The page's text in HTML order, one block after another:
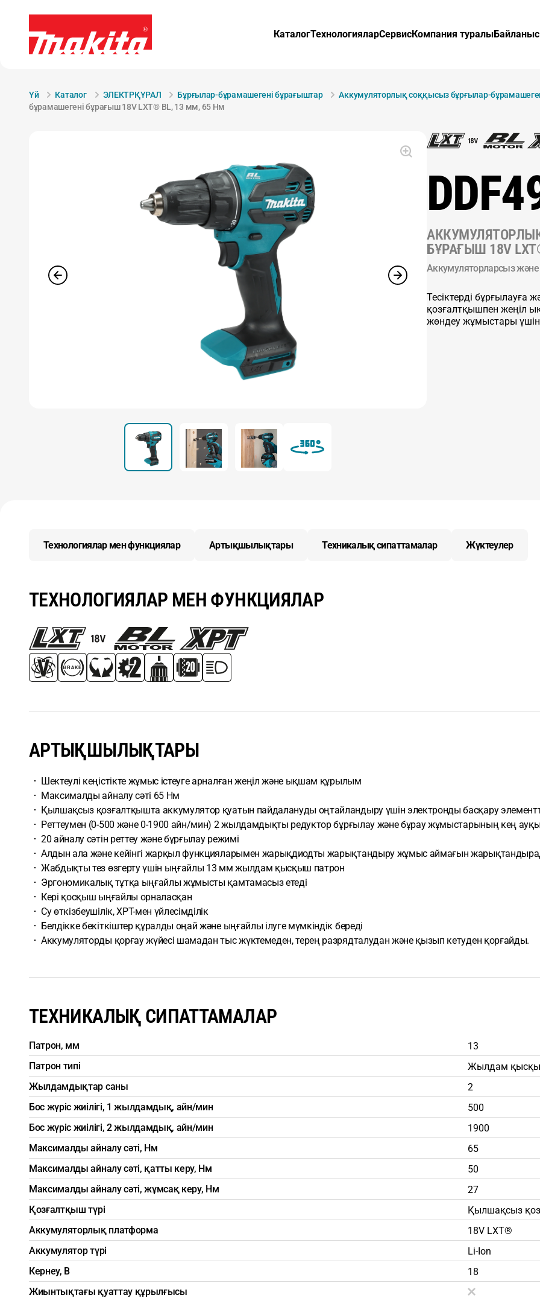
КаталогТехнологияларСервисКомпания туралыБайланыс
Үй Каталог ЭЛЕКТРҚҰРАЛ Бұрғылар-бұрамашегені бұрағыштар Аккумуляторлық соққысыз бұрғылар-
бұрамашегені бұрағыш 18V LXT® BL, 13 мм, 65 Нм
БҰРАҒЫШ 18V
Аккумуляторларсыз
Тесіктерді бұрғылауға
қозғалтқышпен жеңіл
жөндеу жұмыстары
Технологиялар мен функциялар Артықшылықтары Техникалық сипаттамалар Жүктеулер
ТЕХНОЛОГИЯЛАР МЕН ФУНКЦИЯЛАР
АРТЫҚШЫЛЫҚТАРЫ
Шектеулі кеңістікте жұмыс істеуге арналған жеңіл және ықшам құрылым
Максималды айналу сәті 65 Нм
Қылшақсыз қозғалтқышта аккумулятор қуатын пайдалануды оңтайландыру үшін электронды басқару
Реттеумен (0-500 және 0-1900 айн/мин) 2 жылдамдықты редуктор бұрғылау және бұрау жұмыстарының кең
20 айналу сәтін реттеу және бұрғылау режимі
Алдын ала және кейінгі жарқыл функцияларымен жарықдиодты жарықтандыру жұмыс аймағын
Жабдықты тез өзгерту үшін ыңғайлы 13 мм жылдам қысқыш патрон
Эргономикалық тұтқа ыңғайлы жұмысты қамтамасыз етеді
Кері қосқыш ыңғайлы орналасқан
Су өткізбеушілік, XPT-мен үйлесімділік
Белдікке бекіткіштер құралды оңай және ыңғайлы ілуге мүмкіндік береді
Аккумуляторды қорғау жүйесі шамадан тыс жүктемеден, терең разрядталудан және қызып кетуден қорғайды.
ТЕХНИКАЛЫҚ СИПАТТАМАЛАР
Патрон, мм
13
Патрон типі
Жылдам
Жылдамдықтар саны
2
Бос жүріс жиілігі, 1 жылдамдық, айн/мин
500
Бос жүріс жиілігі, 2 жылдамдық, айн/мин
1900
Максималды айналу сәті, Нм
65
Максималды айналу сәті, қатты керу, Нм
50
Максималды айналу сәті, жұмсақ керу, Нм
27
Қозғалтқыш түрі
Қылшақсыз
Аккумуляторлық платформа
18V LXT®
Аккумулятор түрі
Li-Ion
Кернеу, В
18
Жиынтықтағы қуаттау құрылғысы